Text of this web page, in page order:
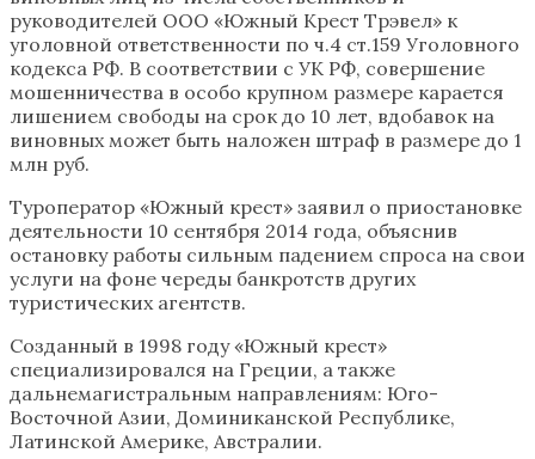
руководителей ООО «Южный Крест Трэвел» к
уголовной ответственности по ч.4 ст.159 Уголовного
кодекса РФ. В соответствии с УК РФ, совершение
мошенничества в особо крупном размере карается
лишением свободы на срок до 10 лет, вдобавок на
виновных может быть наложен штраф в размере до 1
млн руб.
Туроператор «Южный крест» заявил о приостановке
деятельности 10 сентября 2014 года, объяснив
остановку работы сильным падением спроса на свои
услуги на фоне череды банкротств других
туристических агентств.
Созданный в 1998 году «Южный крест»
специализировался на Греции, а также
дальнемагистральным направлениям: Юго-
Восточной Азии, Доминиканской Республике,
Латинской Америке, Австралии.